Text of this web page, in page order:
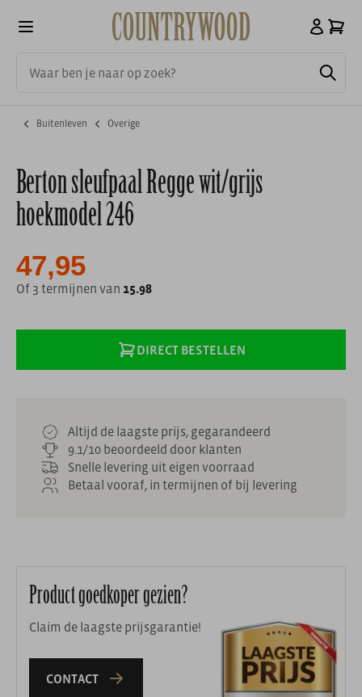
Buitenleven Overige
Berton sleufpaal Regge wit/grijs
hoekmodel 246
47,95
Of 3 termijnen van 15.98
DIRECT BESTELLEN
Altijd de laagste prijs, gegarandeerd
9.1/10 beoordeeld door klanten
Snelle levering uit eigen voorraad
Betaal vooraf, in termijnen of bij levering
Product goedkoper gezien?
Claim de laagste prijsgarantie!
CONTACT